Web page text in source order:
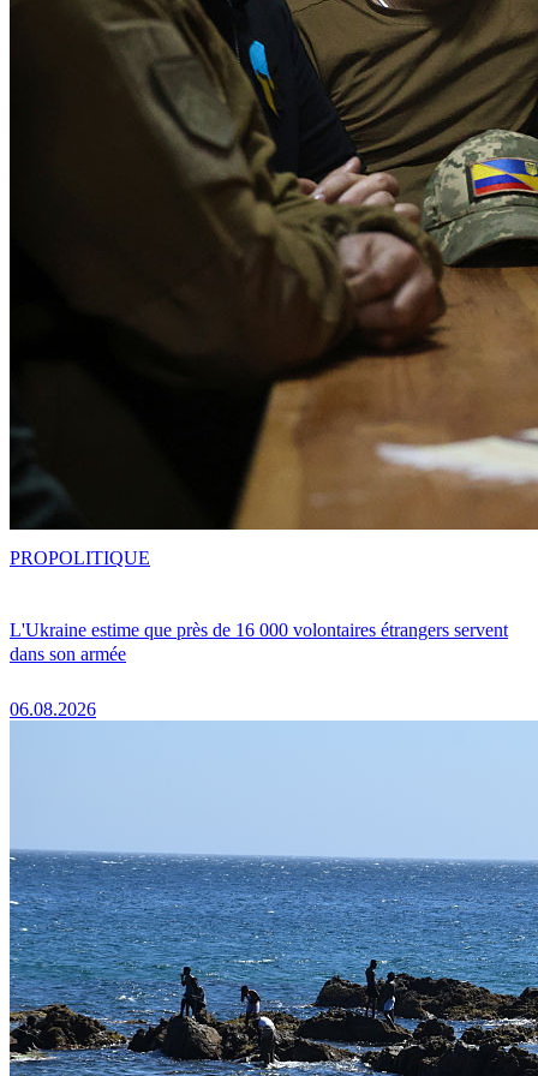
L'Ukraine estime que près de 16 000 volontaires étrangers servent
dans son armée
06.08.2026
PROPOLITIQUE